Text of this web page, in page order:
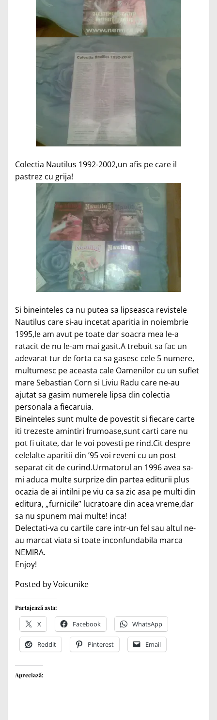
Colectia Nautilus 1992-2002,un afis pe care il
pastrez cu grija!
Si bineinteles ca nu putea sa lipseasca revistele
Nautilus care si-au incetat aparitia in noiembrie
1995,le am avut pe toate dar soacra mea le-a
ratacit de nu le-am mai gasit.A trebuit sa fac un
adevarat tur de forta ca sa gasesc cele 5 numere,
multumesc pe aceasta cale Oamenilor cu un suflet
mare Sebastian Corn si Liviu Radu care ne-au
ajutat sa gasim numerele lipsa din colectia
personala a fiecaruia.
Bineinteles sunt multe de povestit si fiecare carte
iti trezeste amintiri frumoase,sunt carti care nu
pot fi uitate, dar le voi povesti pe rind.Cit despre
celelalte aparitii din ’95 voi reveni cu un post
separat cit de curind.Urmatorul an 1996 avea sa-
mi aduca multe surprize din partea editurii plus
ocazia de ai intilni pe viu ca sa zic asa pe multi din
editura, „furnicile” lucratoare din acea vreme,dar
sa nu spunem mai multe! inca!
Delectati-va cu cartile care intr-un fel sau altul ne-
au marcat viata si toate inconfundabila marca
NEMIRA.
Enjoy!
Posted by Voicunike
Partajează asta:
X Facebook WhatsApp
Reddit Pinterest Email
Apreciază: